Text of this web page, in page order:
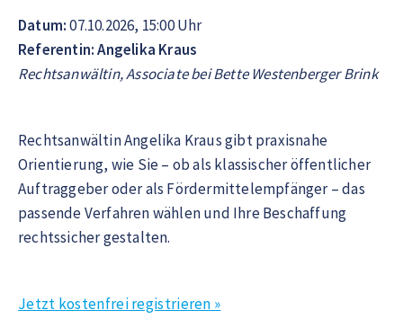
Datum:07.10.2026, 15:00 Uhr
Referentin: Angelika Kraus
Rechtsanwältin, Associate bei Bette Westenberger Brink
Rechtsanwältin Angelika Kraus gibt praxisnahe
Orientierung, wie Sie – ob als klassischer öffentlicher
Auftraggeber oder als Fördermittelempfänger – das
passende Verfahren wählen und Ihre Beschaffung
rechtssicher gestalten.
Jetzt kostenfrei registrieren »